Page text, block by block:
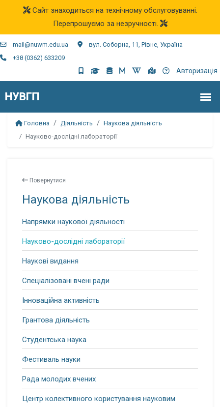
Сайт знаходиться на технічному обслуговуванні.
Перепрошуємо за незручності.
mail@nuwm.edu.ua
вул. Соборна, 11, Рівне, Україна
+38 (0362) 633209
Авторизація
Головна Діяльність
Наукова діяльність
Науково-дослідні лабораторії
Повернутися
Наукова діяльність
Напрямки наукової діяльності
Науково-дослідні лабораторії
Наукові видання
Спеціалізовані вчені ради
Інноваційна активність
Грантова діяльність
Студентська наука
Фестиваль науки
Рада молодих вчених
Центр колективного користування науковим